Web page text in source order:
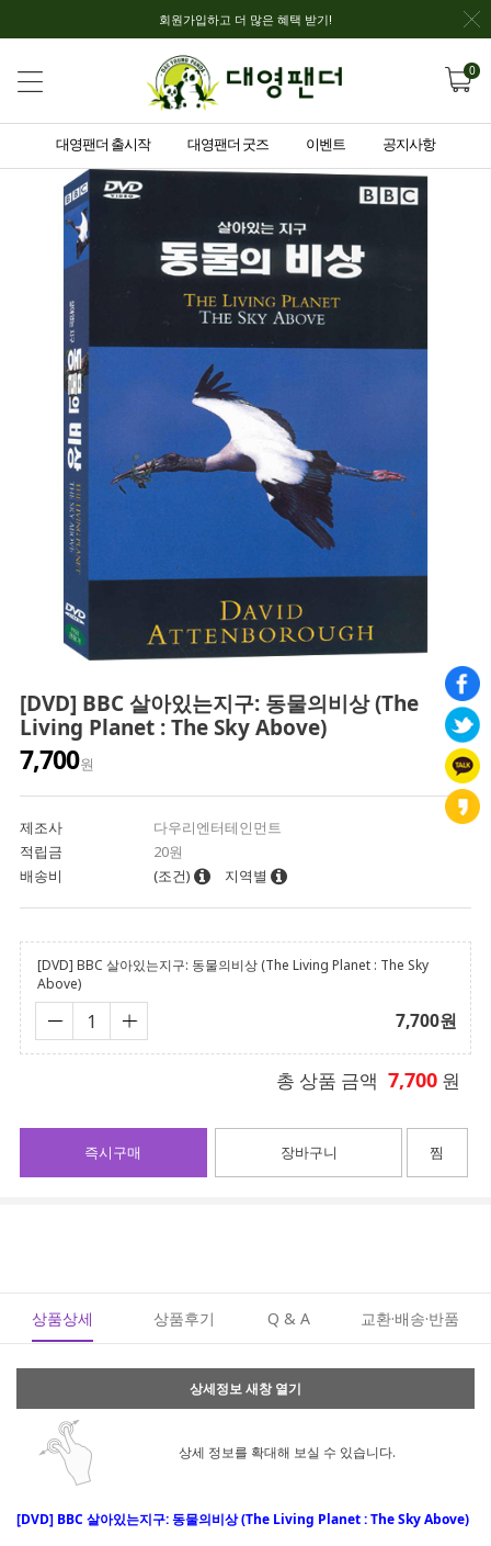
회원가입하고 더 많은 혜택 받기!
0
대영팬더 출시작 대영팬더 굿즈 이벤트 공지사항
[DVD] BBC 살아있는지구: 동물의비상 (The
Living Planet : The Sky Above)
7,700원
제조사
다우리엔터테인먼트
적립금
20원
배송비
(조건) 지역별
[DVD] BBC 살아있는지구: 동물의비상 (The Living Planet : The Sky
Above)
7,700원
총 상품 금액 7,700 원
장바구니
즉시구매 찜
상품상세 상품후기 Q & A 교환·배송·반품
상세정보 새창 열기
상세 정보를 확대해 보실 수 있습니다.
[DVD] BBC 살아있는지구: 동물의비상 (The Living Planet : The Sky Above)